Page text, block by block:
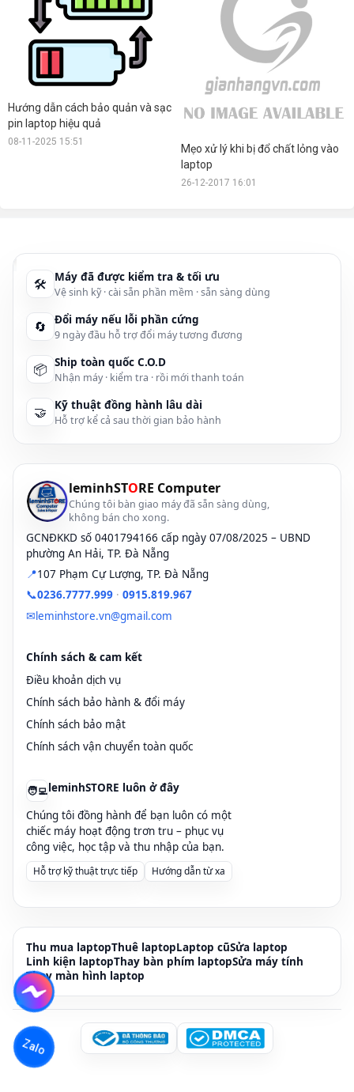
Hướng dẫn cách bảo quản và sạc
pin laptop hiệu quả
08-11-2025 15:51
Mẹo xử lý khi bị đổ chất lỏng vào
laptop
26-12-2017 16:01
🛠 Máy đã được kiểm tra & tối ưu
Vệ sinh kỹ · cài sẵn phần mềm · sẵn sàng dùng
🔄 Đổi máy nếu lỗi phần cứng
9 ngày đầu hỗ trợ đổi máy tương đương
📦 Ship toàn quốc C.O.D
Nhận máy · kiểm tra · rồi mới thanh toán
🤝 Kỹ thuật đồng hành lâu dài
Hỗ trợ kể cả sau thời gian bảo hành
leminhSTORE Computer
Chúng tôi bàn giao máy đã sẵn sàng dùng,
không bán cho xong.
GCNĐKKD số 0401794166 cấp ngày 07/08/2025 – UBND
phường An Hải, TP. Đà Nẵng
📍107 Phạm Cự Lượng, TP. Đà Nẵng
📞0236.7777.999 · 0915.819.967
✉leminhstore.vn@gmail.com
Chính sách & cam kết
Điều khoản dịch vụ
Chính sách bảo hành & đổi máy
Chính sách bảo mật
Chính sách vận chuyển toàn quốc
🧑‍💻leminhSTORE luôn ở đây
Chúng tôi đồng hành để bạn luôn có một
chiếc máy hoạt động trơn tru – phục vụ
công việc, học tập và thu nhập của bạn.
Hỗ trợ kỹ thuật trực tiếp Hướng dẫn từ xa
Thu mua laptopThuê laptopLaptop cũSửa laptop
Linh kiện laptopThay bàn phím laptopSửa máy tính
Thay màn hình laptop
Zalo